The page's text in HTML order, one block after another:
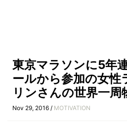
東京マラソンに5年
ールから参加の女性
リンさんの世界一周
Nov 29, 2016 / MOTIVATION